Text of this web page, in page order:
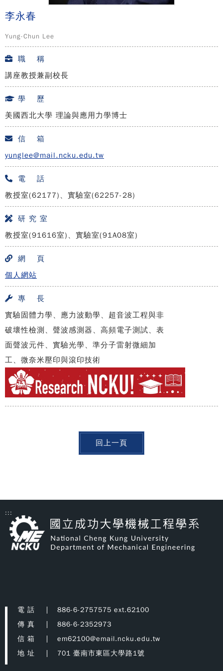
李永春
Yung-Chun Lee
職 稱
講座教授兼副校長
學 歷
美國西北大學 理論與應用力學博士
信 箱
yunglee@mail.ncku.edu.tw
電 話
教授室(62177)、實驗室(62257-28)
研 究 室
教授室(91616室)、實驗室(91A08室)
網 頁
個人網站
專 長
實驗固體力學、應力波動學、超音波工程與非
破壞性檢測、聲波感測器、高頻電子測試、表
面聲波元件、實驗光學、準分子雷射微細加
工、微奈米壓印與滾印技術
回上一頁
:::
電 話
886-6-2757575 ext.62100
傳 真
886-6-2352973
信 箱
em62100@email.ncku.edu.tw
地 址
701 臺南市東區大學路1號